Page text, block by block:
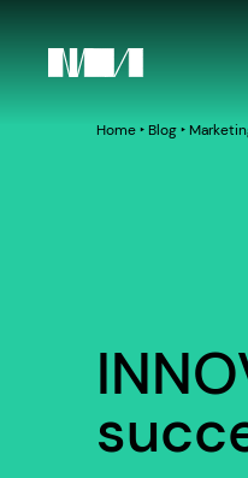
Home‣ Blog‣